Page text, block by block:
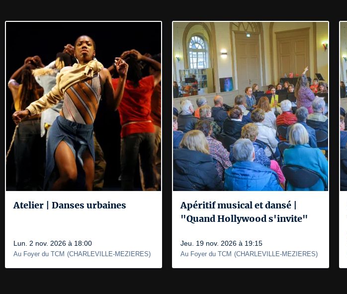
Atelier | Danses urbaines
Lun. 2 nov. 2026 à 18:00
Au Foyer du TCM (CHARLEVILLE-MEZIERES)
Apéritif musical et dansé |
"Quand Hollywood s'invite"
Jeu. 19 nov. 2026 à 19:15
Au Foyer du TCM (CHARLEVILLE-MEZIERES)